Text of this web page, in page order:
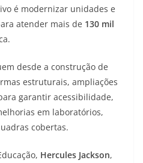
é modernizar unidades e
atender mais de 130 mil
desde a construção de
estruturais, ampliações
garantir acessibilidade,
em laboratórios,
cobertas.
Hercules Jackson,